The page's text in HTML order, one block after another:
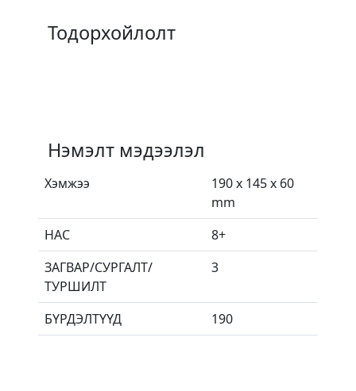
Тодорхойлолт
Нэмэлт мэдээлэл
Хэмжээ
190 x 145 x 60
mm
НАС
8+
ЗАГВАР/СУРГАЛТ/
ТУРШИЛТ
3
БҮРДЭЛТҮҮД 190